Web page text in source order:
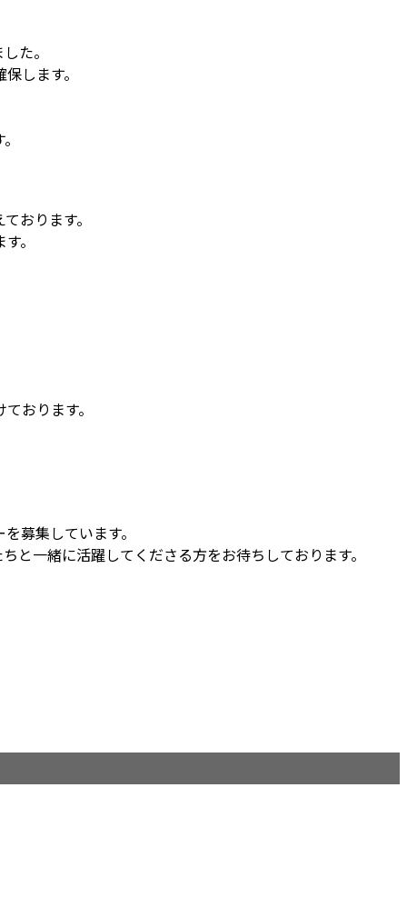
た。
します。
おります。
。
おります。
募集しています。
一緒に活躍してくださる方をお待ちしております。